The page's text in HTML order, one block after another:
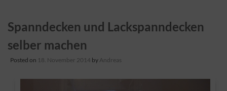
to
Spanndecken und Lackspanndecken
selber machen
Posted on 18. November 2014 by Andreas